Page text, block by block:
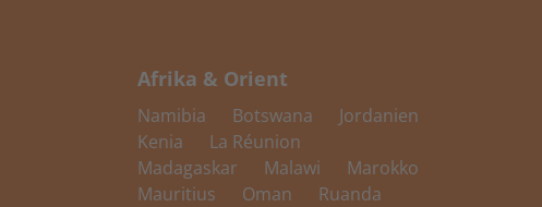
Afrika & Orient
Namibia Botswana
Jordanien
Kenia
La Réunion
Madagaskar
Malawi
Marokko
Mauritius
Oman
Ruanda